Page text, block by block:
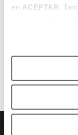
en ACEPTAR.